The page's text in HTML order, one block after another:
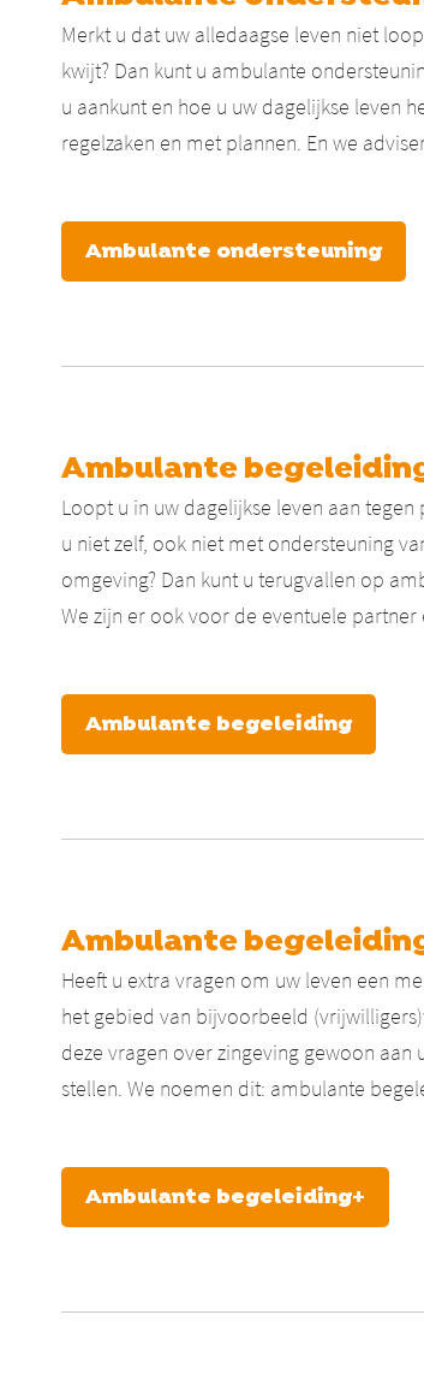
Merkt u dat uw alledaagse leven niet
kwijt? Dan kunt u ambulante
u aankunt en hoe u uw dagelijkse leven
regelzaken en met plannen. En we
Ambulante ondersteuning
Ambulante
Loopt u in uw dagelijkse leven aan
u niet zelf, ook niet met ondersteuning
omgeving? Dan kunt u terugvallen op
We zijn er ook voor de eventuele partner
Ambulante begeleiding
Ambulante
Heeft u extra vragen om uw leven een
het gebied van bijvoorbeeld
deze vragen over zingeving gewoon
stellen. We noemen dit: ambulante
Ambulante begeleiding+